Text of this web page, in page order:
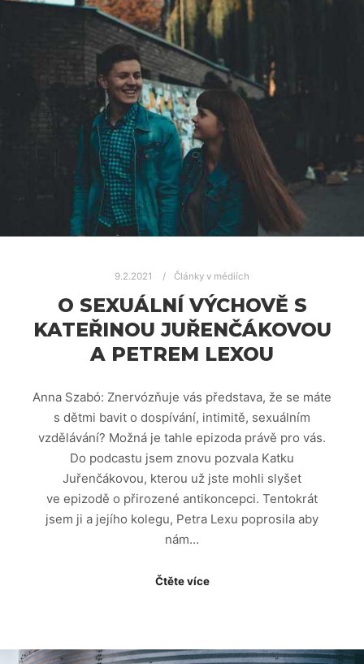
9.2.2021 Články v médiích
O SEXUÁLNÍ VÝCHOVĚ S
KATEŘINOU JUŘENČÁKOVOU
A PETREM LEXOU
Anna Szabó: Znervózňuje vás představa, že se máte
s dětmi bavit o dospívání, intimitě, sexuálním
vzdělávání? Možná je tahle epizoda právě pro vás.
Do podcastu jsem znovu pozvala Katku
Juřenčákovou, kterou už jste mohli slyšet
ve epizodě o přirozené antikoncepci. Tentokrát
jsem ji a jejího kolegu, Petra Lexu poprosila aby
nám…
Čtěte více